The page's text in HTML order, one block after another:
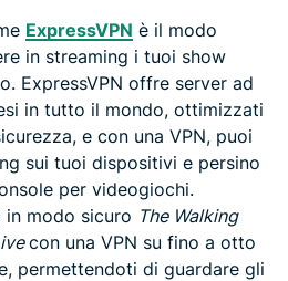
ExpressVPN è il modo
in streaming i tuoi show
ExpressVPN offre server ad
in tutto il mondo, ottimizzati
e con una VPN, puoi
sui tuoi dispositivi e persino
per videogiochi.
in modo sicuro The Walking
con una VPN su fino a otto
permettendoti di guardare gli